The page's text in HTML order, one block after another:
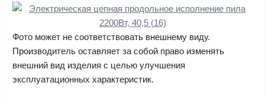
Фото может не соответствовать внешнему виду.
Производитель оставляет за собой право изменять
внешний вид изделия с целью улучшения
эксплуатационных характеристик.